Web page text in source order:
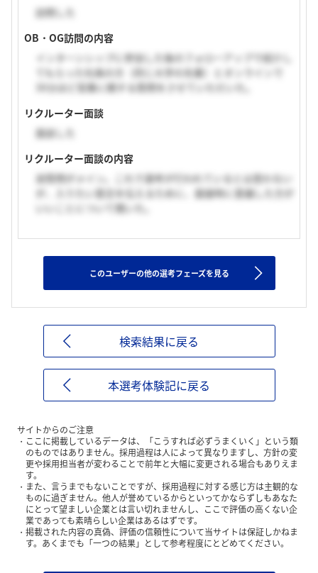
訪問した
OB・OG訪問の内容
インターンシップに参加した後のフォローアップで紹介し
てもらった社員の方（同じ大学の先輩）とオンラインで
30分ほど営業に関する質問をさせていただいた。
リクルーター面談
面談した
リクルーター面談の内容
逆質問がメイン。これで選考が行われているとは思わない
が、入りたい意志を伝えるために、面接時に意識した方が
いいことについて聞いた。
このユーザーの他の選考フェーズを見る
検索結果に戻る
本選考体験記に戻る
サイトからのご注意
ここに掲載しているデータは、「こうすれば必ずうまくいく」という類
のものではありません。採用過程は人によって異なりますし、方針の変
更や採用担当者が変わることで前年と大幅に変更される場合もありえま
す。
また、言うまでもないことですが、採用過程に対する感じ方は主観的な
ものに過ぎません。他人が誉めているからといってかならずしもあなた
にとって望ましい企業とは言い切れませんし、ここで評価の高くない企
業であっても素晴らしい企業はあるはずです。
掲載された内容の真偽、評価の信頼性について当サイトは保証しかねま
す。あくまでも「一つの結果」として参考程度にとどめてください。